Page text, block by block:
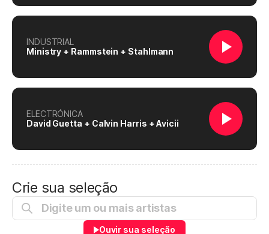
INDUSTRIAL
Ministry + Rammstein + Stahlmann
ELECTRÓNICA
David Guetta + Calvin Harris + Avicii
Crie sua seleção
Ouvir sua seleção